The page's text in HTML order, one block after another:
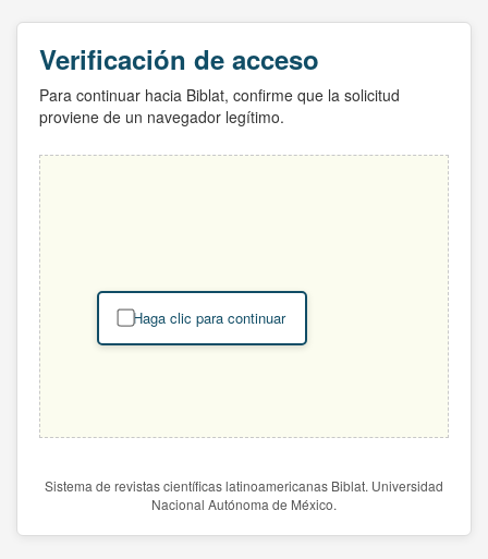
Verificación de acceso
Para continuar hacia Biblat, confirme que la solicitud
proviene de un navegador legítimo.
Haga clic para continuar
Sistema de revistas científicas latinoamericanas Biblat. Universidad
Nacional Autónoma de México.